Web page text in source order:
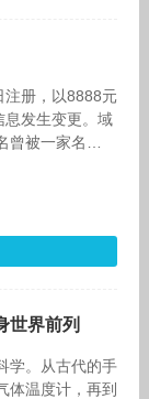
注册，以8888元
息发生变更。域
曾被一家名
世界前列
学。从古代的手
体温度计，再到